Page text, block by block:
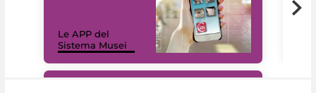
Le APP del
Sistema Musei